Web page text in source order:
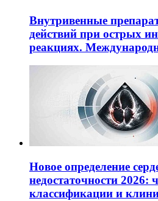
Внутривенные
действий при острых
реакциях.
Новое определение
недостаточности 2026:
классификации и